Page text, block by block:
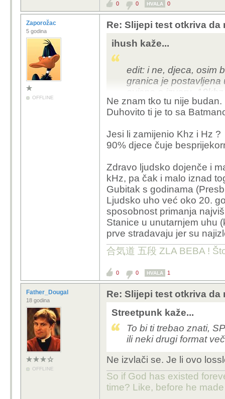
0 0 HVALA 0
Zaporožac
5 godina
OFFLINE
Re: Slijepi test otkriva da
ihush kaže...
edit: i ne, djeca, osim
granica je postavljena
ovisno o izvoru,
testa, u stvarnosti
sortofspik..) :)
Ne znam tko tu nije budan.
Duhovito ti je to sa
Jesi li zamijenio Khz i Hz ?
90% djece čuje
Zdravo ljudsko dojenče i
kHz, pa čak i malo iznad
Gubitak s godinama
Ljudsko uho već oko 20.
sposobnost primanja
Stanice u unutarnjem uhu
prve stradavaju jer su
合気道 五段 ZLA BEBA !
0 0 HVALA 1
Father_Dougal
18 godina
OFFLINE
Re: Slijepi test otkriva da
Streetpunk kaže...
To bi ti trebao znati,
ili neki drugi format
Ne izvlači se. Je li ovo
So if God has existed
time? Like, before he